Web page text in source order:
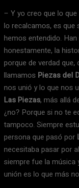
– Y yo creo que lo
lo recalcamos, es que
hemos entendido.
honestamente, la
porque de verdad
llamamos Piezas del
nos unió y lo que nos
Las Piezas, más allá
¿no? Porque si no te
tampoco. Siempre
persona que pasó por
necesitaba pasar por
siempre fue la música
unión es lo que más